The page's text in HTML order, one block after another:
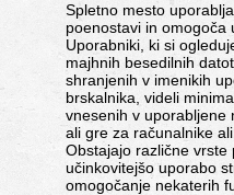
Spletno mesto
poenostavi in omogoča
Uporabniki, ki si
majhnih besedilnih
shranjenih v imenikih
brskalnika, videli
vnesenih v uporabljene
ali gre za računalnike
Obstajajo različne vrste
učinkovitejšo uporabo
omogočanje nekaterih